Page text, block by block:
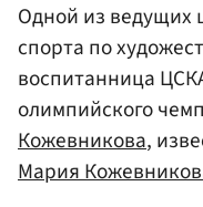
Одной из ведущих
спорта по
воспитанница
олимпийского
Кожевникова,
Мария